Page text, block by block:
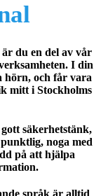
du en del av vår
I din
hörn, och får vara
mitt i Stockholms
säkerhetstänk,
noga med
på att hjälpa
språk är alltid